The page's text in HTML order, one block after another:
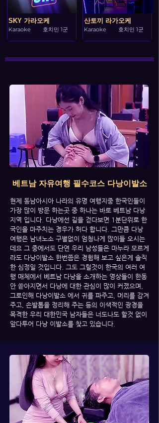
SKY 가라오케
Karaoke 호치민 1군
산토끼 라가오케
Karaoke 호치민 1군
베트남 자유여행 필수코스 다낭이발소
현제 동남아시아 나라의 유명 여행지중 한국인들이
가장 많이 방문 하는곳 중 하나는 바로 베트남 다낭
지역 입니다. 다낭에선 길을 걷다보면 1분단위로 한
국인을 마주치는 경우가 허다 합니다. 그만큼 다낭
여행은 남녀노소 구별없이 엄청나게 많이들 오시는
데요 그 중에서도 단연 우리 남성들은 마누라 모르게
라도 다낭이발소 한번쯤은 경험해 보고 싶은게 솔직
한 심정일 것입니다. 그도 그럴것이 한국의 여러 여
행 매체에서 베트남 다낭을 소개하는 영상들이 한동
안 쏱아지면서 다낭에 대한 관심이 많이 커졌으며,
그로인해 다낭이발소 에서 귀를 파주고, 머리를 감겨
주고, 손발톱을 정리해 주는 등의 이색적인 광경을
목격한 우리 대한민국 남자들은 너도나도 할것 없이
앞다투어 다낭 이발소를 찾고 있습니다.